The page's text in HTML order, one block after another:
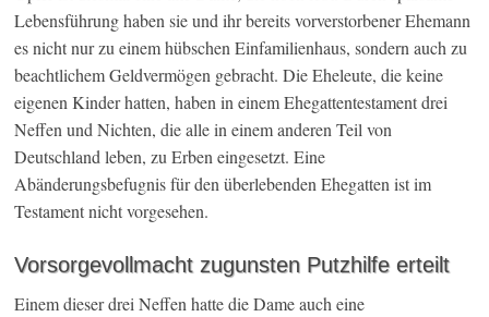
Lebensführung haben sie und ihr bereits vorverstorbener Ehemann
es nicht nur zu einem hübschen Einfamilienhaus, sondern auch zu
beachtlichem Geldvermögen gebracht. Die Eheleute, die keine
eigenen Kinder hatten, haben in einem Ehegattentestament drei
Neffen und Nichten, die alle in einem anderen Teil von
Deutschland leben, zu Erben eingesetzt. Eine
Abänderungsbefugnis für den überlebenden Ehegatten ist im
Testament nicht vorgesehen.
Vorsorgevollmacht zugunsten Putzhilfe erteilt
Einem dieser drei Neffen hatte die Dame auch eine